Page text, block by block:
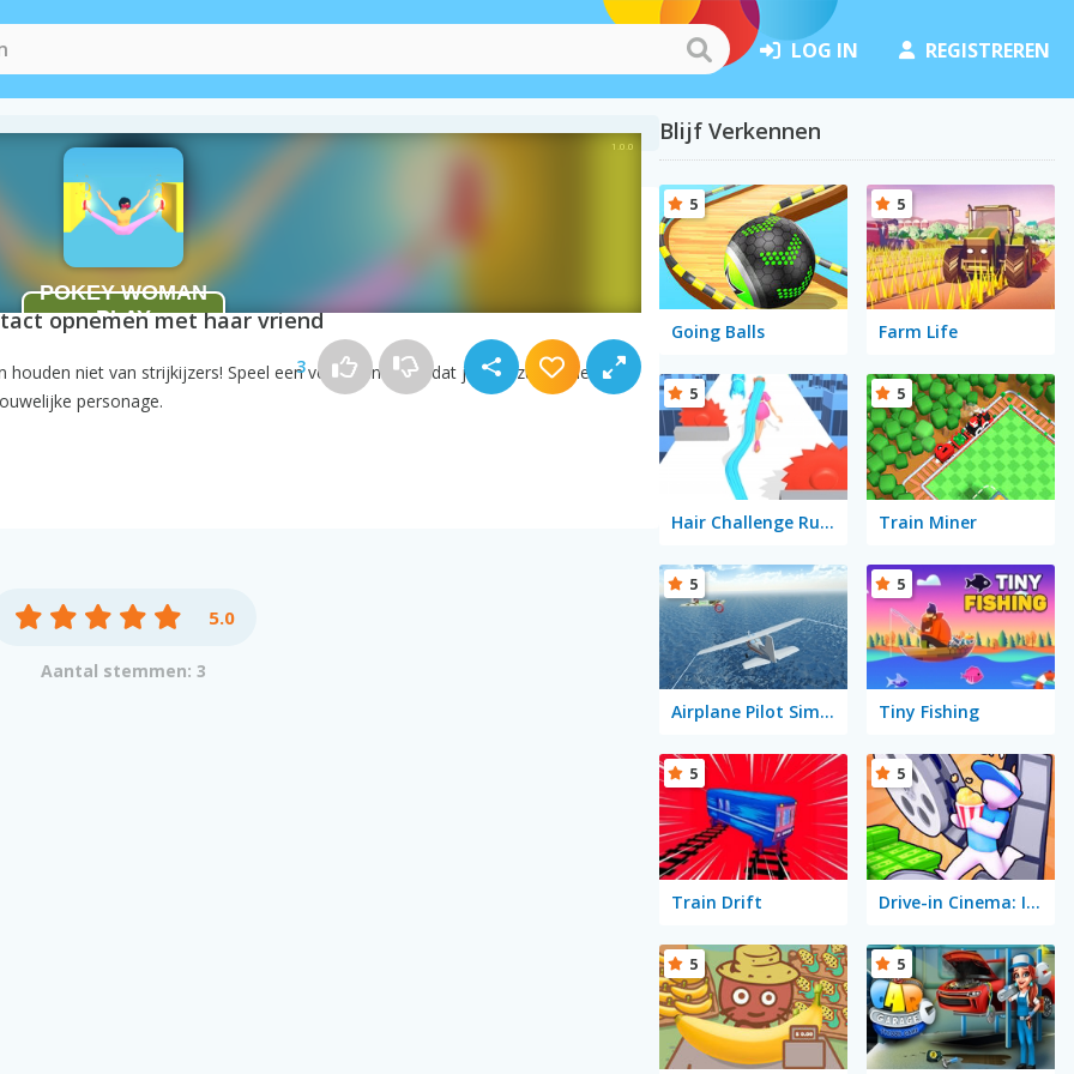
LOG IN REGISTREREN
3
opnemen met haar vriend
niet van strijkijzers! Speel een verslavend spel dat je leuk zult vinden.
personage.
5.0
Aantal stemmen: 3
Blijf Verkennen
Going Balls
5
Farm Life
5
Hair Challenge Rush
5
Train Miner
5
Airplane Pilot Simulator
5
Tiny Fishing
5
Train Drift
5
Drive-in Cinema: Idle Game
5
5 5